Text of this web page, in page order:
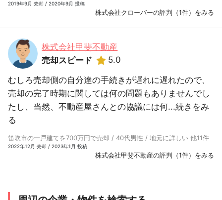
2019年9月 売却 / 2020年9月 投稿
株式会社クローバーの評判（1件）をみる
株式会社甲斐不動産
売却スピード
5.0
むしろ売却側の自分達の手続きが遅れに遅れたので、
売却の完了時期に関しては何の問題もありませんでし
たし、当然、不動産屋さんとの協議には何...続きをみ
る
笛吹市の一戸建てを700万円で売却 / 40代男性 / 地元に詳しい 他11件
2022年12月 売却 / 2023年1月 投稿
株式会社甲斐不動産の評判（1件）をみる